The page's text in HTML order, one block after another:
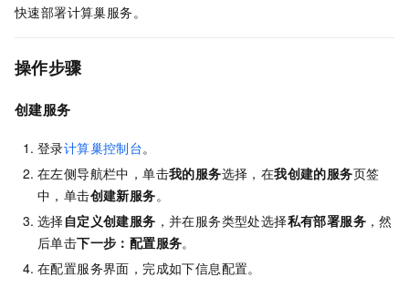
快速部署计算巢服务。
操作步骤
创建服务
登录计算巢控制台。
在左侧导航栏中，单击我的服务选择，在我创建的服务页签
中，单击创建新服务。
选择自定义创建服务 ，并在服务类型处选择私有部署服务 ，然
后单击下一步：配置服务。
在配置服务界面，完成如下信息配置。